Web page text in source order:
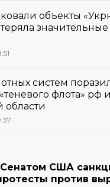
объекты
систем
флота» рф
области
США
против